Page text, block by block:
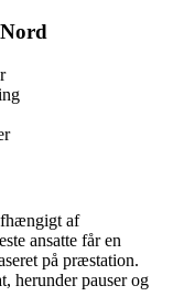
af
ansatte får en
på præstation.
herunder pauser og